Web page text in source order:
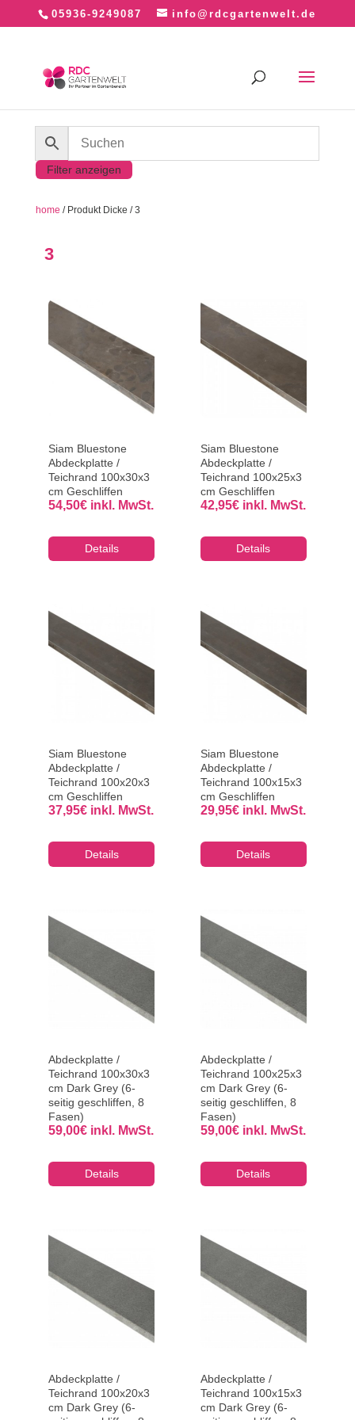
05936-9249087 info@rdcgartenwelt.de
Filter anzeigen
home / Produkt Dicke / 3
3
Siam Bluestone
Abdeckplatte /
Teichrand 100x30x3
cm Geschliffen
54,50€ inkl. MwSt.
Details
Siam Bluestone
Abdeckplatte /
Teichrand 100x25x3
cm Geschliffen
42,95€ inkl. MwSt.
Details
Siam Bluestone
Abdeckplatte /
Teichrand 100x20x3
cm Geschliffen
37,95€ inkl. MwSt.
Details
Siam Bluestone
Abdeckplatte /
Teichrand 100x15x3
cm Geschliffen
29,95€ inkl. MwSt.
Details
Abdeckplatte /
Teichrand 100x30x3
cm Dark Grey (6-
seitig geschliffen, 8
Fasen)
59,00€ inkl. MwSt.
Details
Abdeckplatte /
Teichrand 100x25x3
cm Dark Grey (6-
seitig geschliffen, 8
Fasen)
59,00€ inkl. MwSt.
Details
Abdeckplatte /
Teichrand 100x20x3
cm Dark Grey (6-
Abdeckplatte /
Teichrand 100x15x3
cm Dark Grey (6-